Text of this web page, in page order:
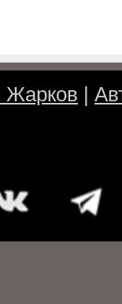
Жарков |